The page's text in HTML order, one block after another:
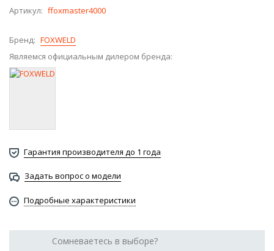
Артикул: ffoxmaster4000
Бренд: FOXWELD
Являемся официальным дилером бренда:
Гарантия производителя до 1 года
Задать вопрос о модели
Подробные характеристики
Сомневаетесь в выборе?